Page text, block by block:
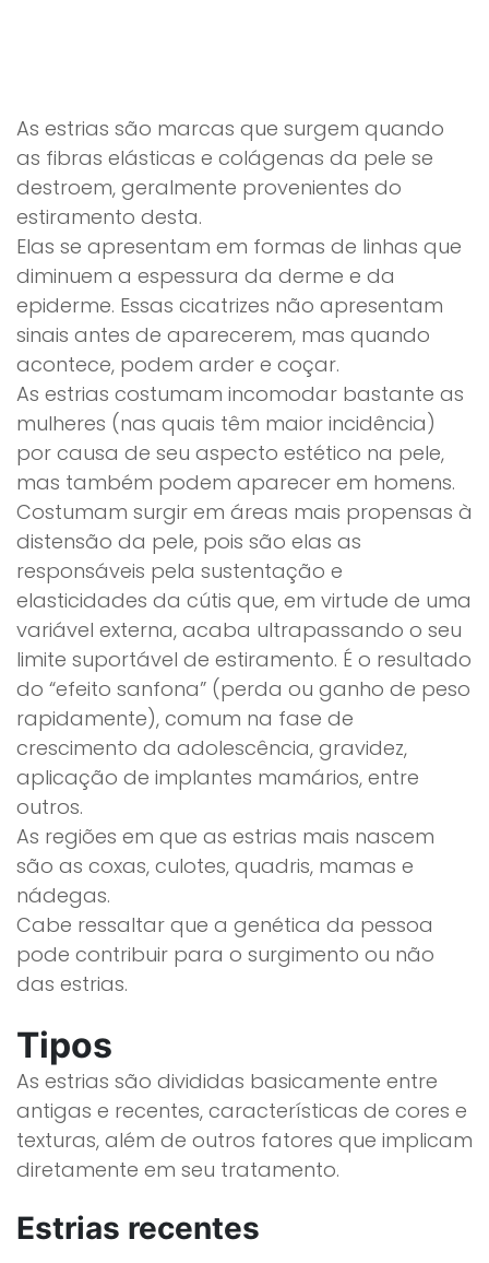
As estrias são marcas que surgem quando
as fibras elásticas e colágenas da pele se
destroem, geralmente provenientes do
estiramento desta.
Elas se apresentam em formas de linhas que
diminuem a espessura da derme e da
epiderme. Essas cicatrizes não apresentam
sinais antes de aparecerem, mas quando
acontece, podem arder e coçar.
As estrias costumam incomodar bastante as
mulheres (nas quais têm maior incidência)
por causa de seu aspecto estético na pele,
mas também podem aparecer em homens.
Costumam surgir em áreas mais propensas à
distensão da pele, pois são elas as
responsáveis pela sustentação e
elasticidades da cútis que, em virtude de uma
variável externa, acaba ultrapassando o seu
limite suportável de estiramento. É o resultado
do “efeito sanfona” (perda ou ganho de peso
rapidamente), comum na fase de
crescimento da adolescência, gravidez,
aplicação de implantes mamários, entre
outros.
As regiões em que as estrias mais nascem
são as coxas, culotes, quadris, mamas e
nádegas.
Cabe ressaltar que a genética da pessoa
pode contribuir para o surgimento ou não
das estrias.
Tipos
As estrias são divididas basicamente entre
antigas e recentes, características de cores e
texturas, além de outros fatores que implicam
diretamente em seu tratamento.
Estrias recentes